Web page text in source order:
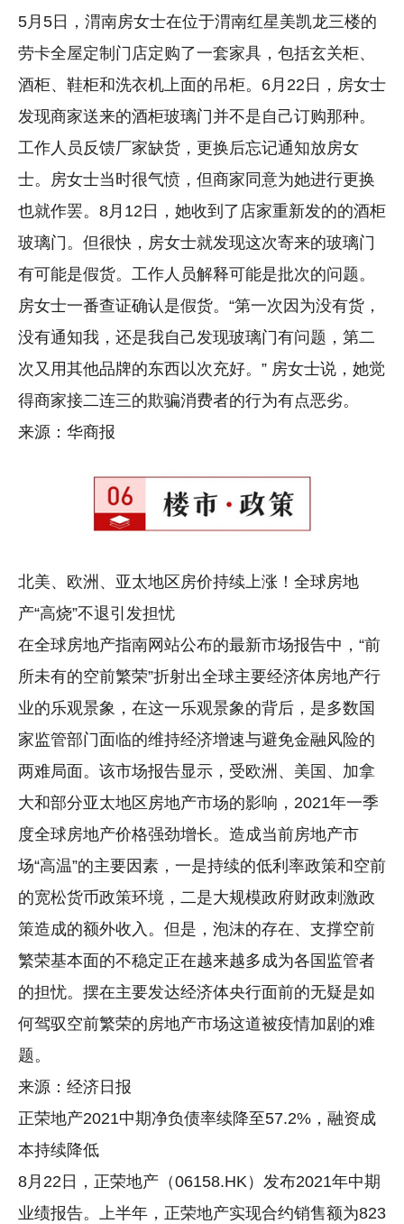
5月5日，渭南房女士在位于渭南红星美凯龙三楼的
劳卡全屋定制门店定购了一套家具，包括玄关柜、
酒柜、鞋柜和洗衣机上面的吊柜。6月22日，房女士
发现商家送来的酒柜玻璃门并不是自己订购那种。
工作人员反馈厂家缺货，更换后忘记通知放房女
士。房女士当时很气愤，但商家同意为她进行更换
也就作罢。8月12日，她收到了店家重新发的的酒柜
玻璃门。但很快，房女士就发现这次寄来的玻璃门
有可能是假货。工作人员解释可能是批次的问题。
房女士一番查证确认是假货。“第一次因为没有货，
没有通知我，还是我自己发现玻璃门有问题，第二
次又用其他品牌的东西以次充好。” 房女士说，她觉
得商家接二连三的欺骗消费者的行为有点恶劣。
来源：华商报
北美、欧洲、亚太地区房价持续上涨！全球房地
产“高烧”不退引发担忧
在全球房地产指南网站公布的最新市场报告中，“前
所未有的空前繁荣”折射出全球主要经济体房地产行
业的乐观景象，在这一乐观景象的背后，是多数国
家监管部门面临的维持经济增速与避免金融风险的
两难局面。该市场报告显示，受欧洲、美国、加拿
大和部分亚太地区房地产市场的影响，2021年一季
度全球房地产价格强劲增长。造成当前房地产市
场“高温”的主要因素，一是持续的低利率政策和空前
的宽松货币政策环境，二是大规模政府财政刺激政
策造成的额外收入。但是，泡沫的存在、支撑空前
繁荣基本面的不稳定正在越来越多成为各国监管者
的担忧。摆在主要发达经济体央行面前的无疑是如
何驾驭空前繁荣的房地产市场这道被疫情加剧的难
题。
来源：经济日报
正荣地产2021中期净负债率续降至57.2%，融资成
本持续降低
8月22日，正荣地产（06158.HK）发布2021年中期
业绩报告。上半年，正荣地产实现合约销售额为823